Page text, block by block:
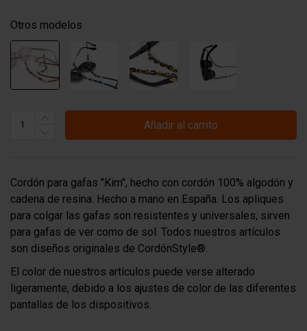
Otros modelos
Añadir al carrito
Cordón para gafas "Kim", hecho con cordón 100% algodón y
cadena de resina. Hecho a mano en España. Los apliques
para colgar las gafas son resistentes y universales, sirven
para gafas de ver como de sol. Todos nuestros artículos
son diseños originales de CordónStyle®.
El color de nuestros artículos puede verse alterado
ligeramente, debido a los ajustes de color de las diferentes
pantallas de los dispositivos.